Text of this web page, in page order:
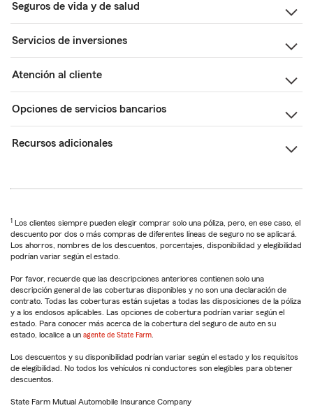
Seguros de vida y de salud
Servicios de inversiones
Atención al cliente
Opciones de servicios bancarios
Recursos adicionales
1 Los clientes siempre pueden elegir comprar solo una póliza, pero, en ese caso, el
descuento por dos o más compras de diferentes líneas de seguro no se aplicará.
Los ahorros, nombres de los descuentos, porcentajes, disponibilidad y elegibilidad
podrían variar según el estado.
Por favor, recuerde que las descripciones anteriores contienen solo una
descripción general de las coberturas disponibles y no son una declaración de
contrato. Todas las coberturas están sujetas a todas las disposiciones de la póliza
y a los endosos aplicables. Las opciones de cobertura podrían variar según el
estado. Para conocer más acerca de la cobertura del seguro de auto en su
estado, localice a un agente de State Farm
Los descuentos y su disponibilidad podrían variar según el estado y los requisitos
de elegibilidad. No todos los vehículos ni conductores son elegibles para obtener
descuentos.
State Farm Mutual Automobile Insurance Company